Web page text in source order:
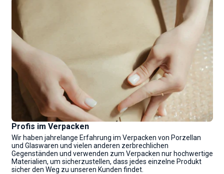
Profis im Verpacken
Wir haben jahrelange Erfahrung im Verpacken von Porzellan
und Glaswaren und vielen anderen zerbrechlichen
Gegenständen und verwenden zum Verpacken nur hochwertige
Materialien, um sicherzustellen, dass jedes einzelne Produkt
sicher den Weg zu unseren Kunden findet.